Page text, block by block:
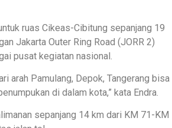
ruas Cikeas-Cibitung sepanjang 19
Jakarta Outer Ring Road (JORR 2)
pusat kegiatan nasional.
arah Pamulang, Depok, Tangerang bisa
di dalam kota,” kata Endra.
sepanjang 14 km dari KM 71-KM